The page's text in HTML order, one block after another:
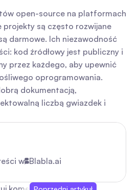
open-source na platformach
projekty są często rozwijane
darmowe. Ich niezawodność
kod źródłowy jest publiczny i
przez każdego, aby upewnić
oprogramowania.
dokumentacją,
liczbą gwiazdek i
w Blabla.ai